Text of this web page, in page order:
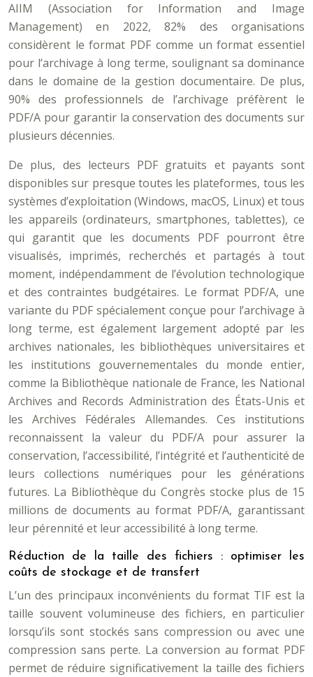
AIIM (Association for Information and Image
Management) en 2022, 82% des organisations
considèrent le format PDF comme un format essentiel
pour l’archivage à long terme, soulignant sa dominance
dans le domaine de la gestion documentaire. De plus,
90% des professionnels de l’archivage préfèrent le
PDF/A pour garantir la conservation des documents sur
plusieurs décennies.
De plus, des lecteurs PDF gratuits et payants sont
disponibles sur presque toutes les plateformes, tous les
systèmes d’exploitation (Windows, macOS, Linux) et tous
les appareils (ordinateurs, smartphones, tablettes), ce
qui garantit que les documents PDF pourront être
visualisés, imprimés, recherchés et partagés à tout
moment, indépendamment de l’évolution technologique
et des contraintes budgétaires. Le format PDF/A, une
variante du PDF spécialement conçue pour l’archivage à
long terme, est également largement adopté par les
archives nationales, les bibliothèques universitaires et
les institutions gouvernementales du monde entier,
comme la Bibliothèque nationale de France, les National
Archives and Records Administration des États-Unis et
les Archives Fédérales Allemandes. Ces institutions
reconnaissent la valeur du PDF/A pour assurer la
conservation, l’accessibilité, l’intégrité et l’authenticité de
leurs collections numériques pour les générations
futures. La Bibliothèque du Congrès stocke plus de 15
millions de documents au format PDF/A, garantissant
leur pérennité et leur accessibilité à long terme.
Réduction de la taille des fichiers : optimiser les
coûts de stockage et de transfert
L’un des principaux inconvénients du format TIF est la
taille souvent volumineuse des fichiers, en particulier
lorsqu’ils sont stockés sans compression ou avec une
compression sans perte. La conversion au format PDF
permet de réduire significativement la taille des fichiers